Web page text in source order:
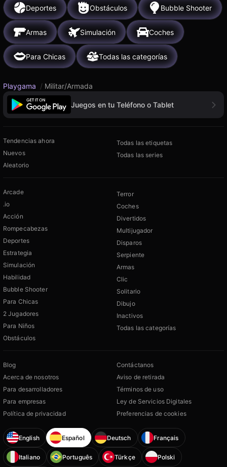
Deportes Obstáculos Bubble Shooter
Armas Simulación Coches
Para Chicas Todas las categorías
Playgama / Militar/Armada
Juegos en tu Teléfono o Tablet
Tendencias ahora
Nuevos
Aleatorio
Todas las etiquetas
Todas las series
Arcade
.io
Acción
Rompecabezas
Deportes
Estrategia
Simulación
Habilidad
Bubble Shooter
Para Chicas
2 Jugadores
Para Niños
Obstáculos
Terror
Coches
Divertidos
Multijugador
Disparos
Serpiente
Armas
Clic
Solitario
Dibujo
Inactivos
Todas las categorías
Blog
Acerca de nosotros
Para desarrolladores
Para empresas
Política de privacidad
Contáctanos
Aviso de retirada
Términos de uso
Ley de Servicios Digitales
Preferencias de cookies
English Español Deutsch Français
Italiano Português Türkçe Polski